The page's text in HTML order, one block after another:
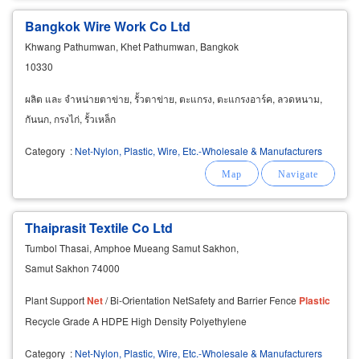
Bangkok Wire Work Co Ltd
Khwang Pathumwan, Khet Pathumwan, Bangkok
10330
ผลิต และ จำหน่ายตาข่าย, รั้วตาข่าย, ตะแกรง, ตะแกรงอาร์ค, ลวดหนาม,
กันนก, กรงไก่, รั้วเหล็ก
Category : Net-Nylon, Plastic, Wire, Etc.-Wholesale & Manufacturers
Thaiprasit Textile Co Ltd
Tumbol Thasai, Amphoe Mueang Samut Sakhon,
Samut Sakhon 74000
Plant SupportNet/ Bi-Orientation NetSafety and Barrier Fence Plastic
Recycle Grade A HDPE High Density Polyethylene
Category : Net-Nylon, Plastic, Wire, Etc.-Wholesale & Manufacturers